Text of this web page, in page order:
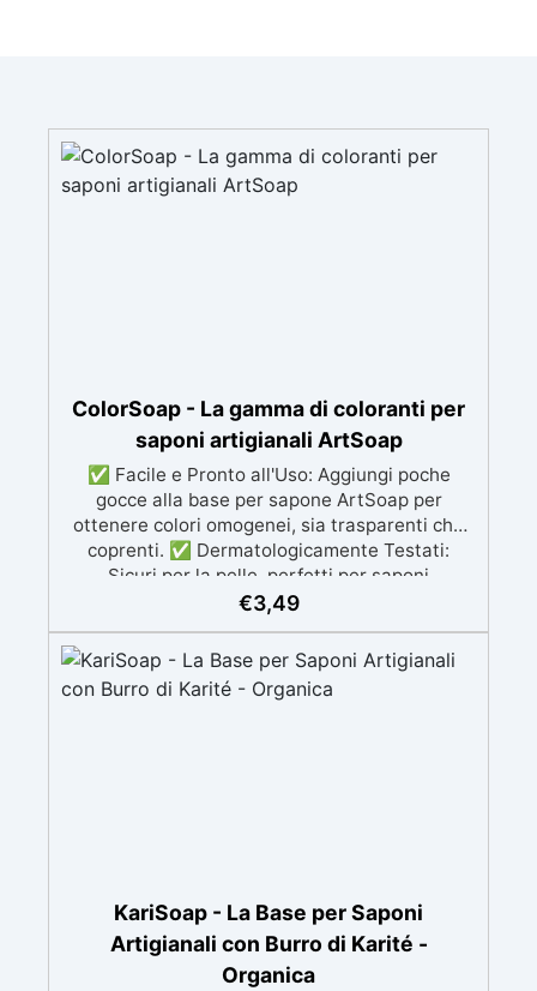
ColorSoap - La gamma di coloranti per
saponi artigianali ArtSoap
✅ Facile e Pronto all'Uso: Aggiungi poche
gocce alla base per sapone ArtSoap per
ottenere colori omogenei, sia trasparenti che
coprenti. ✅ Dermatologicamente Testati:
Sicuri per la pelle, perfetti per saponi
artigianali. ✅ Economico e Conveniente: 60 g
Resistente nel Tempo: Mantiene la vivacità del
colore anche a lungo. ✅ Ampia Gamma di
Colori: 20 tonalità versatili, miscelabili per
€3,49
KariSoap - La Base per Saponi
Artigianali con Burro di Karité -
Organica